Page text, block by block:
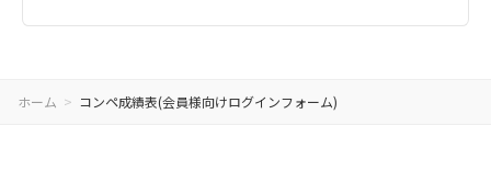
ホーム コンペ成績表(会員様向けログインフォーム)